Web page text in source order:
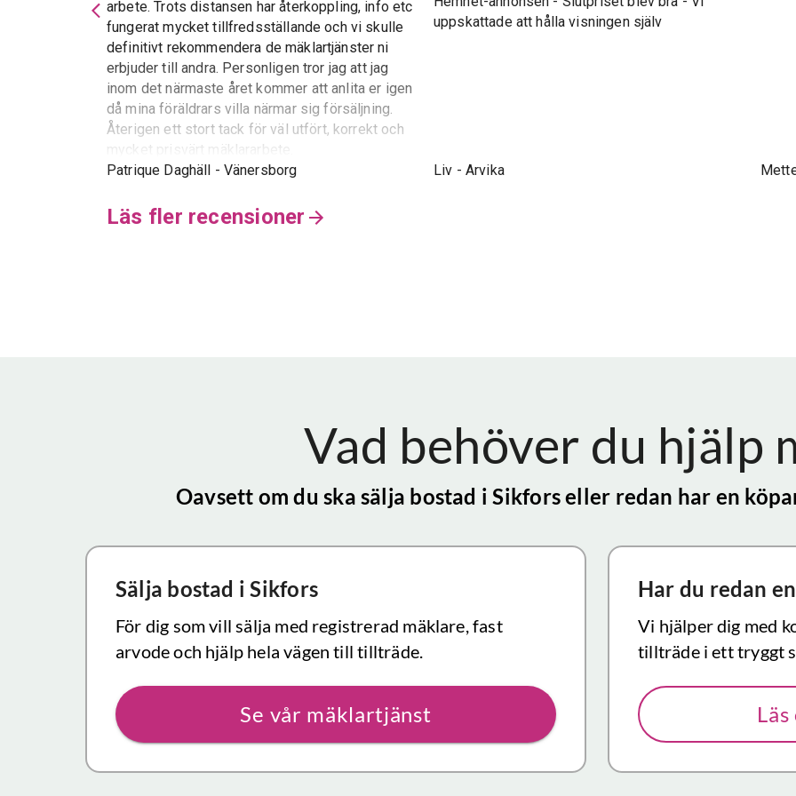
arbete. Trots distansen har återkoppling, info etc
fungerat mycket tillfredsställande och vi skulle
definitivt rekommendera de mäklartjänster ni
erbjuder till andra. Personligen tror jag att jag
inom det närmaste året kommer att anlita er igen
då mina föräldrars villa närmar sig försäljning.
Återigen ett stort tack för väl utfört, korrekt och
mycket prisvärt mäklararbete.
Patrique Daghäll - Vänersborg
uppskattade att hålla visningen själv
Liv - Arvika
Läs fler recensioner
Vad behöver du hjälp
Oavsett om du ska sälja bostad i Sikforseller redan har en
Sälja bostad i Sikfors
För dig som vill sälja med registrerad mäklare, fast
arvode och hjälp hela vägen till tillträde.
Se vår mäklartjänst
Har du redan
Vi hjälper dig med
tillträde i ett tryggt